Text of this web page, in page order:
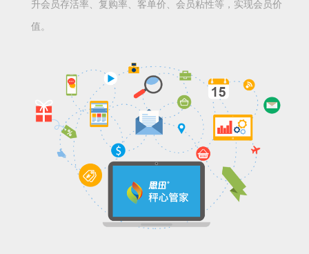
升会员存活率、复购率、客单价、会员粘性等，实现会员价
值。